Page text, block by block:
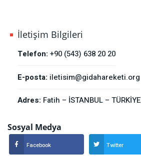
İletişim Bilgileri
Telefon: +90 (543) 638 20 20
E-posta: iletisim@gidahareketi.org
Adres: Fatih – İSTANBUL – TÜRKİYE
Sosyal Medya
Facebook Twitter